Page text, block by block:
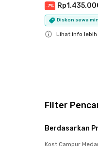
-7%
Diskon sewa
Lihat info lebih
Filter
Berdasarkan
Kost Campur